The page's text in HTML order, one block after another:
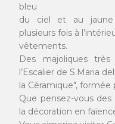
bleu
du ciel et au jaune
plusieurs fois à
vêtements.
Des majoliques
l’Escalier de S.Maria
la Céramique", formée
Que pensez-vous
la décoration en